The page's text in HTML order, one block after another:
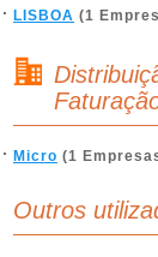
LISBOA (1
Micro (1
Outros